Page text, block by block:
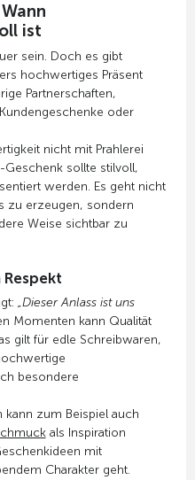
ist
sein. Doch es gibt
hochwertiges Präsent
Partnerschaften,
oder
nicht mit Prahlerei
sollte stilvoll,
werden. Es geht nicht
zu erzeugen, sondern
Weise sichtbar zu
„Dieser Anlass ist uns
Momenten kann Qualität
gilt für edle Schreibwaren,
besondere
kann zum Beispiel auch
als Inspiration
mit
Charakter geht.